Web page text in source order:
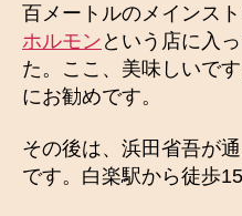
百メートルのメインス
ホルモン という店に入
た。ここ、美味しいで
にお勧めです。
その後は、浜田省吾が
です。白楽駅から徒歩